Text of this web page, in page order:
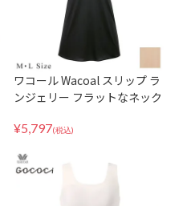
ワコール Wacoal スリップ ラ
ンジェリー フラットなネック
リーブ 環境配慮型 SDA620 M
¥5,797(税込)